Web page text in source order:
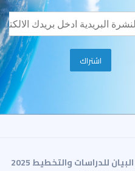
للدراسات والتخطيط 2025